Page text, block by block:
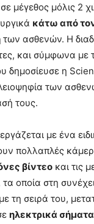
μέγεθος μόλις 2
κάτω από
των ασθενών. Η
και σύμφωνα με
δημοσίευσε η
των
τους.
με ένα
πολλαπλές
βίντεο και τις
τα οποία στη
τη σειρά του,
ηλεκτρικά σήματα